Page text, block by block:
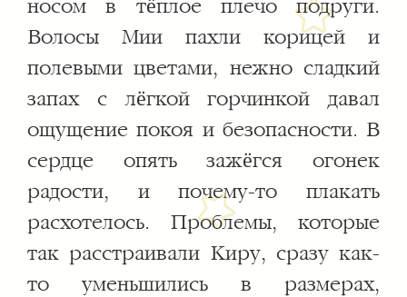
носом в тёплое плечо подруги.
Волосы Мии пахли корицей и
полевыми цветами, нежно сладкий
запах с лёгкой горчинкой давал
ощущение покоя и безопасности. В
сердце опять зажёгся огонек
радости, и почему-то плакать
расхотелось. Проблемы, которые
так расстраивали Киру, сразу как-
то уменьшились в размерах,